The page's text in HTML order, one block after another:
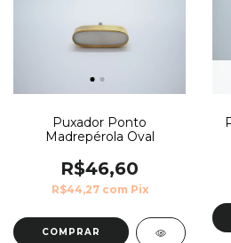
Puxador Ponto
Madrepérola Oval
R$46,60
R$44,27 com Pix